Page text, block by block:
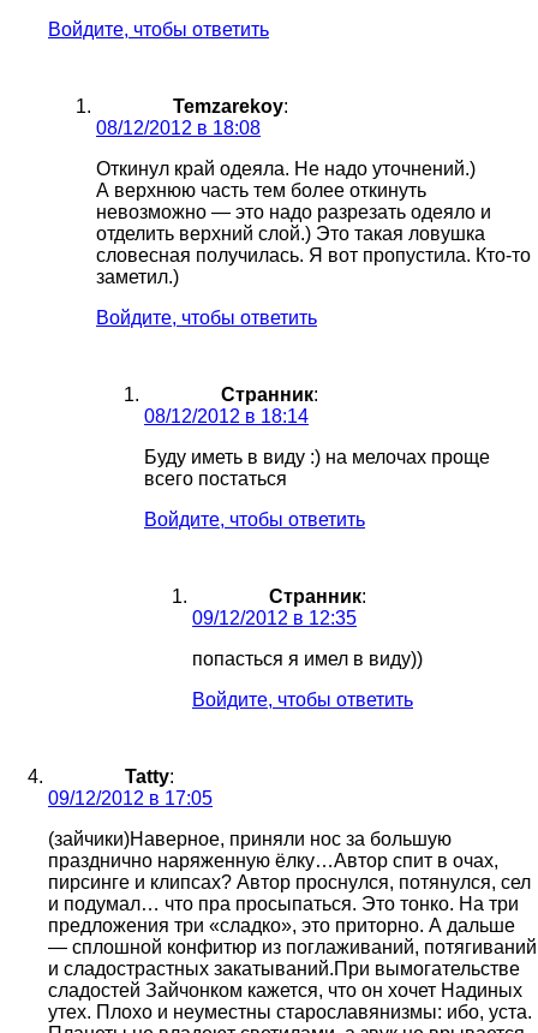
Войдите, чтобы ответить
Temzarekoy:
08/12/2012 в 18:08
Откинул край одеяла. Не надо уточнений.)
А верхнюю часть тем более откинуть
невозможно — это надо разрезать одеяло и
отделить верхний слой.) Это такая ловушка
словесная получилась. Я вот пропустила. Кто-то
заметил.)
Войдите, чтобы ответить
Странник:
08/12/2012 в 18:14
Буду иметь в виду :) на мелочах проще
всего постаться
Войдите, чтобы ответить
Странник:
09/12/2012 в 12:35
попасться я имел в виду))
Войдите, чтобы ответить
Tatty:
09/12/2012 в 17:05
(зайчики)Наверное, приняли нос за большую
празднично наряженную ёлку…Автор спит в очах,
пирсинге и клипсах? Автор проснулся, потянулся, сел
и подумал… что пра просыпаться. Это тонко. На три
предложения три «сладко», это приторно. А дальше
— сплошной конфитюр из поглаживаний, потягиваний
и сладострастных закатываний.При вымогательстве
сладостей Зайчонком кажется, что он хочет Надиных
утех. Плохо и неуместны старославянизмы: ибо, уста.